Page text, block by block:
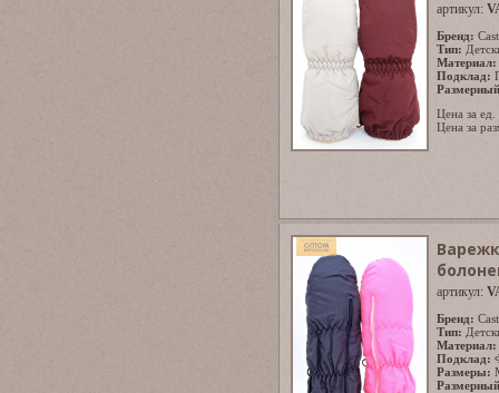
артикул:
Бренд:
Тип:
Материал:
Подклад:
Цена за
Цена за
артикул:
Бренд:
Тип:
Материал:
Подклад:
Размеры: